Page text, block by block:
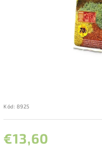
Kód: 8925
€13,60